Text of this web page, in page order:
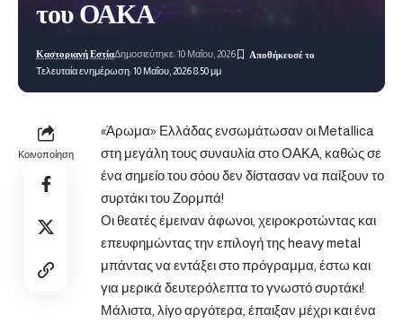
του ΟΑΚΑ
Τελευταία ενημέρωση: 10 Μαΐου, 2026 8:50 μμ
Καστοριανή ΕστίαΔημοσιεύτηκε: 10 Μαΐου, 2026
Κοινοποίηση
«Άρωμα» Ελλάδας ενσωμάτωσαν οι Metallica
στη μεγάλη τους συναυλία στο ΟΑΚΑ, καθώς σε
ένα σημείο του σόου δεν δίστασαν να παίξουν το
συρτάκι του Ζορμπά!
Οι θεατές έμειναν άφωνοι, χειροκροτώντας και
επευφημώντας την επιλογή της heavy metal
μπάντας να εντάξει στο πρόγραμμα, έστω και
για μερικά δευτερόλεπτα το γνωστό συρτάκι!
Μάλιστα, λίγο αργότερα, έπαιξαν μέχρι και ένα